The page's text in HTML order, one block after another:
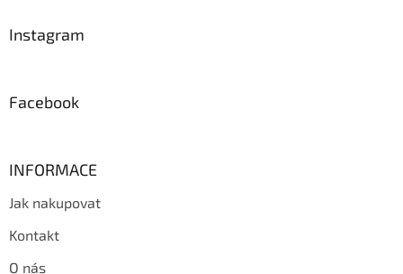
Instagram
Facebook
INFORMACE
Jak nakupovat
Kontakt
O nás